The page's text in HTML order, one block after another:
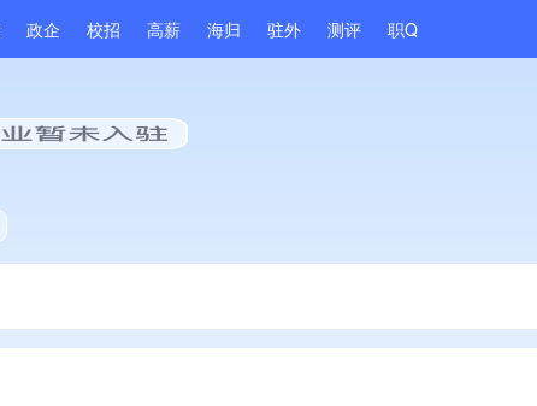
政企 校招 高薪 海归 驻外 测评 职Q